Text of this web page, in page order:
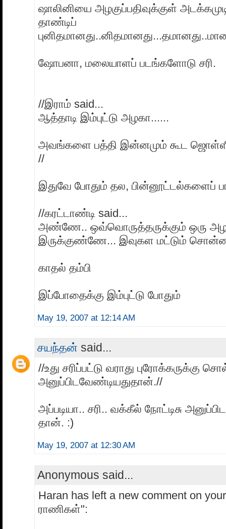
ஷாலினியை அழகுப்பதிவுக்குள்
தாண்டிப்
ஷோபனா, மலையாளப் படங்களோடு சரி.
//இராம் said...
ஆத்தாடி இம்புட்டு அழகா......
அவங்களை பத்தி இன்னமும் கூட
//
இதுவே போதும் தல, பின்னூட்டல்களைப்
//கரட்டாண்டி said...
அண்ணே.. ஒவ்வொருத்தருக்கும் ஒரு
இருக்குண்ணே... இவுகள மட்டும் சொன்னா
காதல் தம்பி
இப்போதைக்கு இம்புட்டு போதும்
May 19, 2007 at 12:14 AM
சயந்தன் said...
//உது சரிப்பட்டு வராது புரோக்கருக்கு
அனுப்பிடவேண்டியதுதான்.//
அப்படியா.. சரி.. வக்கீல் நோட்டிசு
தான். :)
May 19, 2007 at 12:30 AM
Anonymous said...
Haran has left a new comment on
ராணிகள்":